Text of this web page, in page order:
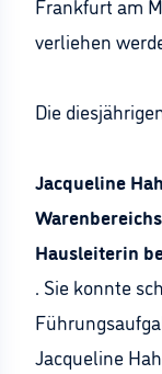
Frankfurt am
verliehen
Die
Jacqueline
Hausleiterin
. Sie konnte
Jacqueline